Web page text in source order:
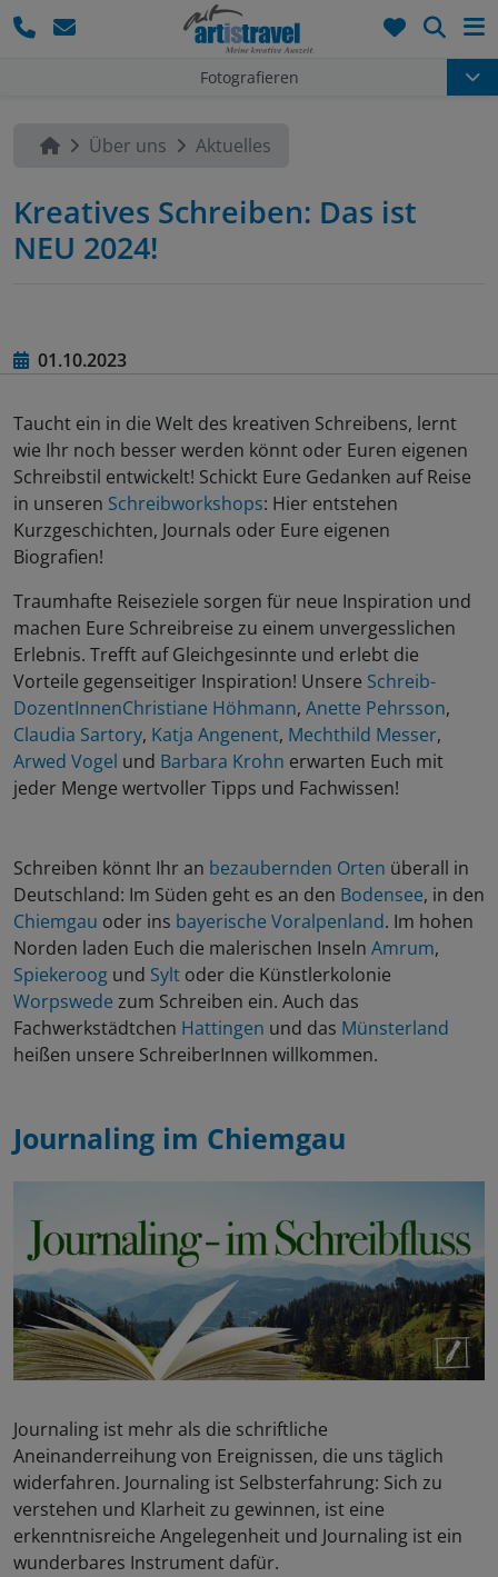
Fotografieren
Über uns Aktuelles
Kreatives Schreiben: Das ist
NEU 2024!
01.10.2023
Taucht ein in die Welt des kreativen Schreibens, lernt
wie Ihr noch besser werden könnt oder Euren eigenen
Schreibstil entwickelt! Schickt Eure Gedanken auf Reise
in unseren Schreibworkshops: Hier entstehen
Kurzgeschichten, Journals oder Eure eigenen
Biografien!
Traumhafte Reiseziele sorgen für neue Inspiration und
machen Eure Schreibreise zu einem unvergesslichen
Erlebnis. Trefft auf Gleichgesinnte und erlebt die
Vorteile gegenseitiger Inspiration! Unsere Schreib-
DozentInnenChristiane Höhmann, Anette Pehrsson,
Claudia Sartory, Katja Angenent, Mechthild Messer,
Arwed Vogel und Barbara Krohn erwarten Euch mit
jeder Menge wertvoller Tipps und Fachwissen!
Schreiben könnt Ihr an bezaubernden Orten überall in
Deutschland: Im Süden geht es an den Bodensee, in den
Chiemgau oder ins bayerische Voralpenland. Im hohen
Norden laden Euch die malerischen Inseln Amrum,
Spiekeroog und Sylt oder die Künstlerkolonie
Worpswede zum Schreiben ein. Auch das
Fachwerkstädtchen Hattingen und das Münsterland
heißen unsere SchreiberInnen willkommen.
Journaling im Chiemgau
Journaling ist mehr als die schriftliche
Aneinanderreihung von Ereignissen, die uns täglich
widerfahren. Journaling ist Selbsterfahrung: Sich zu
verstehen und Klarheit zu gewinnen, ist eine
erkenntnisreiche Angelegenheit und Journaling ist ein
wunderbares Instrument dafür.